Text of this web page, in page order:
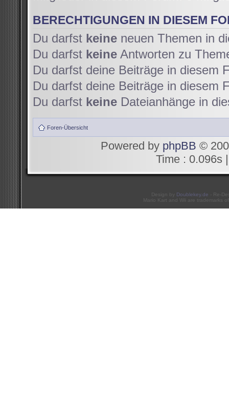
BERECHTIGUNGEN IN DIESEM
Du darfst keine neuen Themen in
Du darfst keine Antworten zu
Du darfst deine Beiträge in diesem
Du darfst deine Beiträge in diesem
Du darfst keine Dateianhänge in
Foren-Übersicht
Powered by phpBB ©
Time : 0.096s
Design by Doublekey.de - Re-
Mario Kart and Wii are trademarks